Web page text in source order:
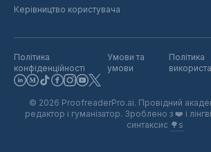
Керівництво користувача
Політика
конфіденційності
Умови та
умови
Політика
© 2026 ProofreaderPro.ai. Провідний
редактор і гуманізатор. Зроблено з ❤️ і
синтаксис 🌳s